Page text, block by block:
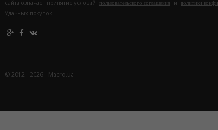
сайта означает принятие условий пользовательского соглашения и политики
Удачных покупок!
© 2012 - 2026 - Macro.ua